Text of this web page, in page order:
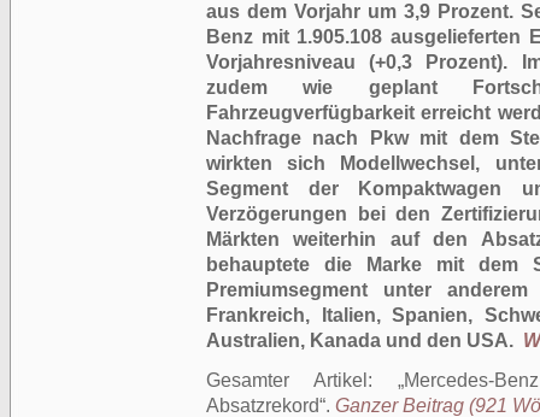
aus dem Vorjahr um 3,9 Prozent.
Benz mit 1.905.108
Vorjahresniveau (+0,3 Prozent).
zudem wie geplant
Fahrzeugverfügbarkeit erreicht
Nachfrage nach Pkw mit dem
wirkten sich Modellwechsel,
Segment der Kompaktwagen
Verzögerungen bei den
Märkten weiterhin auf den
behauptete die Marke mit dem
Premiumsegment unter
Frankreich, Italien, Spanien,
Australien, Kanada und den USA.
Gesamter Artikel: Mercedes-
Absatzrekord . Ganzer Beitrag (921